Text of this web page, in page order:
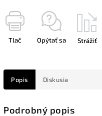
Tlač Opýtať sa Strážiť
Popis Diskusia
Podrobný popis